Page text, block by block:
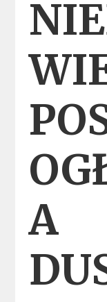
A